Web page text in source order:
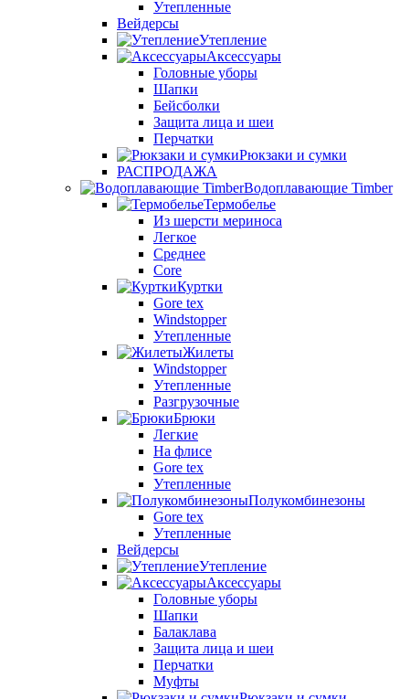
Утепленные
Вейдерсы
Утепление
Аксессуары
Головные уборы
Шапки
Бейсболки
Защита лица и шеи
Перчатки
Рюкзаки и сумки
РАСПРОДАЖА
Водоплавающие Timber
Термобелье
Из шерсти мериноса
Легкое
Среднее
Core
Куртки
Gore tex
Windstopper
Утепленные
Жилеты
Windstopper
Утепленные
Разгрузочные
Брюки
Легкие
На флисе
Gore tex
Утепленные
Полукомбинезоны
Gore tex
Утепленные
Вейдерсы
Утепление
Аксессуары
Головные уборы
Шапки
Балаклава
Защита лица и шеи
Перчатки
Муфты